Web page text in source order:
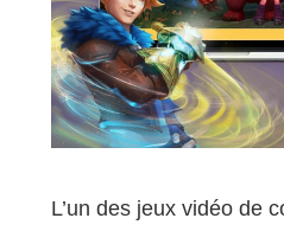
L’un des jeux vidéo de